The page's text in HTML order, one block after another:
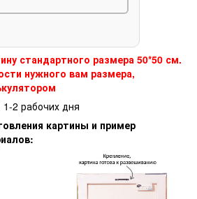
стандартного размера 50*50 см.
нужного вам размера,
1-2 рабочих дня
картины и пример